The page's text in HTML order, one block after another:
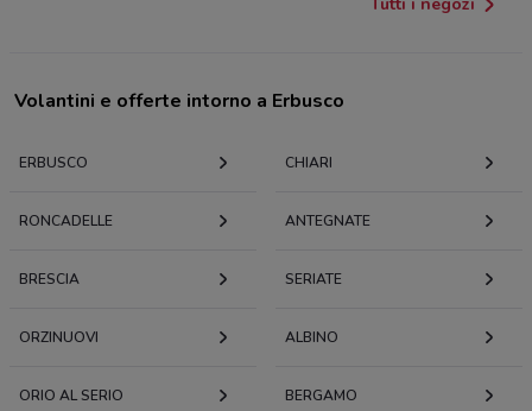
Volantini e offerte intorno a Erbusco
ERBUSCO CHIARI
RONCADELLE ANTEGNATE
BRESCIA SERIATE
ORZINUOVI ALBINO
ORIO AL SERIO BERGAMO